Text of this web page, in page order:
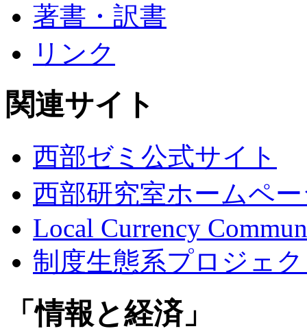
著書・訳書
リンク
関連サイト
西部ゼミ公式サイト
西部研究室ホームペ
Local Currency
制度生態系プロジェ
「情報と経済」